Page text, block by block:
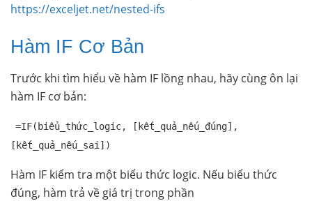
https://exceljet.net/nested-ifs
Hàm IF Cơ Bản
Trước khi tìm hiểu về hàm IF lồng nhau, hãy cùng ôn lại
hàm IF cơ bản:
=IF(biểu_thức_logic, [kết_quả_nếu_đúng],
[kết_quả_nếu_sai])
Hàm IF kiểm tra một biểu thức logic. Nếu biểu thức
đúng, hàm trả về giá trị trong phần